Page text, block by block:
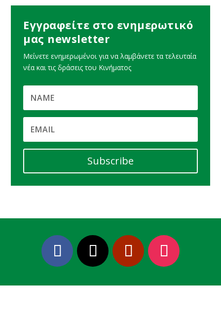
Εγγραφείτε στο ενημερωτικό
μας newsletter
Μείνετε ενημερωμένοι για να λαμβάνετε τα τελευταία
νέα και τις δράσεις του Κινήματος
Subscribe